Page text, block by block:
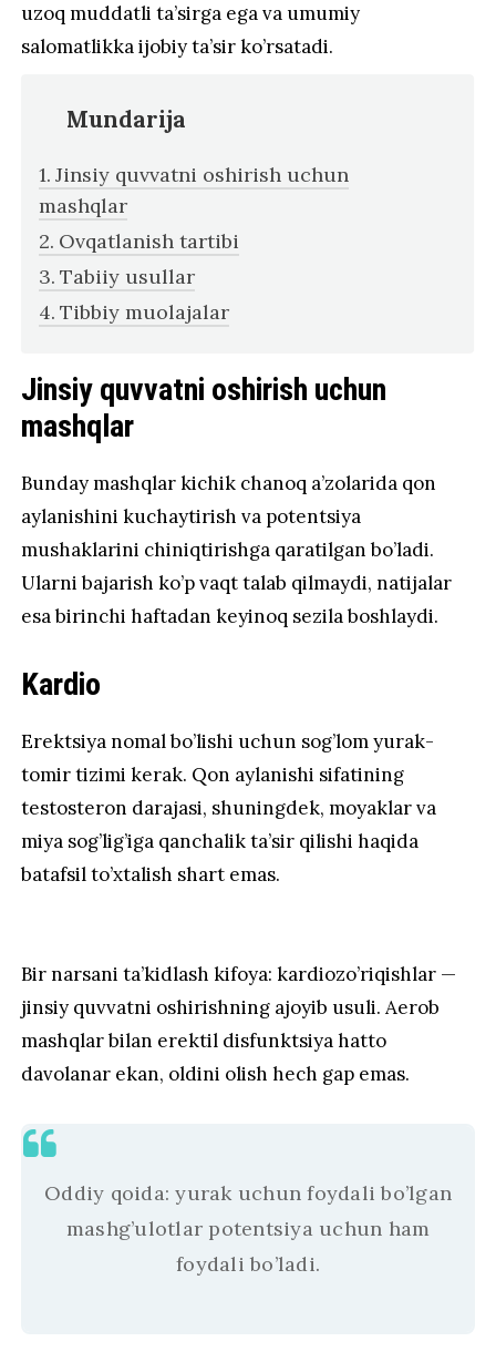
uzoq muddatli ta’sirga ega va umumiy
salomatlikka ijobiy ta’sir ko’rsatadi.
Mundarija
Jinsiy quvvatni oshirish uchun
mashqlar
Ovqatlanish tartibi
Tabiiy usullar
Tibbiy muolajalar
Jinsiy quvvatni oshirish uchun
mashqlar
Bunday mashqlar kichik chanoq a’zolarida qon
aylanishini kuchaytirish va potentsiya
mushaklarini chiniqtirishga qaratilgan bo’ladi.
Ularni bajarish ko’p vaqt talab qilmaydi, natijalar
esa birinchi haftadan keyinoq sezila boshlaydi.
Kardio
Erektsiya nomal bo’lishi uchun sog’lom yurak-
tomir tizimi kerak. Qon aylanishi sifatining
testosteron darajasi, shuningdek, moyaklar va
miya sog’lig’iga qanchalik ta’sir qilishi haqida
batafsil to’xtalish shart emas.
Bir narsani ta’kidlash kifoya: kardiozo’riqishlar —
jinsiy quvvatni oshirishning ajoyib usuli. Aerob
mashqlar bilan erektil disfunktsiya hatto
davolanar ekan, oldini olish hech gap emas.
Oddiy qoida: yurak uchun foydali bo’lgan
mashg’ulotlar potentsiya uchun ham
foydali bo’ladi.